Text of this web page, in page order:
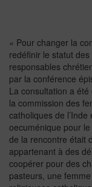
« Pour changer la
redéfinir le statut
responsables
par la conférence
La consultation a
la commission des
catholiques de
oecuménique pour
de la rencontre était
appartenant à des
coopérer pour des
pasteurs, une